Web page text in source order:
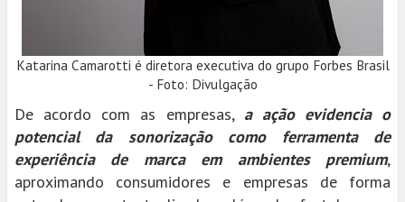
Katarina Camarotti é diretora executiva do grupo Forbes Brasil
- Foto: Divulgação
De acordo com as empresas, a ação evidencia o
potencial da sonorização como ferramenta de
experiência de marca em ambientes premium,
aproximando consumidores e empresas de forma